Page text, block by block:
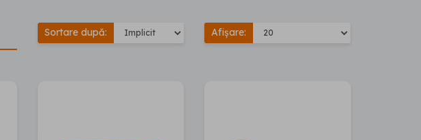
Sortare după: Afișare: